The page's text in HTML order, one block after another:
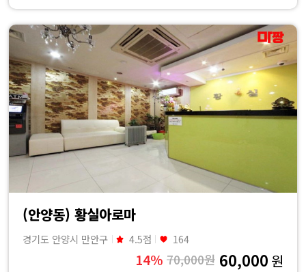
(안양동) 황실아로마
경기도 안양시 만안구 4.5점 164
14% 70,000원 60,000 원